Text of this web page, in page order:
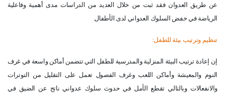
عن طريق العدوان فقد ثبت من خلال العديد من الدراسات مدى أهمية وفاعلية
الرياضة في خفض السلوك العدواني لدى الأطفال.
تنظيم وترتيب بيئة للطفل:
إن إعادة ترتيب البيئة المنزلية والمدرسية للطفل التي تتضمن أماكن واسعة في غرف
النوم والمعيشة وأماكن اللعب وغرف الفصول تعمل على التقليل من التوترات
والانفعالات وبالتالي تقطع الأمل في حدوث سلوك عدواني ناتج عن الضيق في